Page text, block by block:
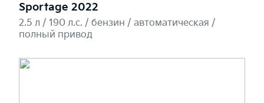
Sportage 2022
2.5 л / 190 л.c. / бензин / автоматическая /
полный привод